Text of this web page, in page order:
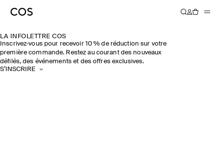
LA INFOLETTRE COS
Inscrivez‑vous pour recevoir 10 % de réduction sur votre
première commande. Restez au courant des nouveaux
défilés, des événements et des offres exclusives.
S’INSCRIRE